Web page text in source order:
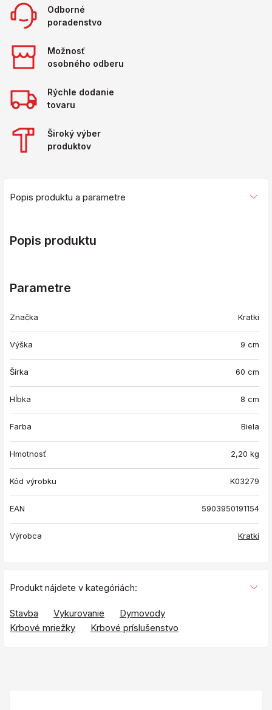
Odborné
poradenstvo
Možnosť
osobného odberu
Rýchle dodanie
tovaru
Široký výber
produktov
Popis produktu a parametre
Popis produktu
Parametre
Značka Kratki
Výška 9 cm
Šírka 60 cm
Hĺbka 8 cm
Farba Biela
Hmotnosť 2,20 kg
Kód výrobku K03279
EAN 5903950191154
Výrobca Kratki
Produkt nájdete v kategóriách:
Stavba Vykurovanie
Dymovody
Krbové mriežky
Krbové príslušenstvo